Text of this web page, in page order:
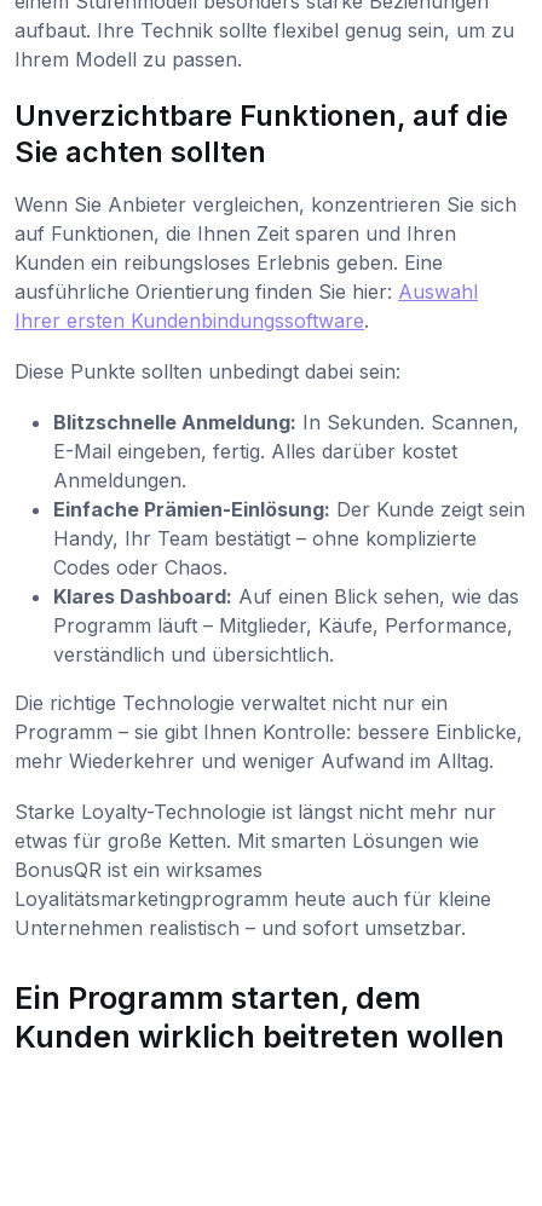
aufbaut. Ihre Technik sollte flexibel genug sein, um zu
Ihrem Modell zu passen.
Unverzichtbare Funktionen, auf die
Sie achten sollten
Wenn Sie Anbieter vergleichen, konzentrieren Sie sich
auf Funktionen, die Ihnen Zeit sparen und Ihren
Kunden ein reibungsloses Erlebnis geben. Eine
ausführliche Orientierung finden Sie hier: Auswahl
Ihrer ersten Kundenbindungssoftware.
Diese Punkte sollten unbedingt dabei sein:
Blitzschnelle Anmeldung: In Sekunden. Scannen,
E-Mail eingeben, fertig. Alles darüber kostet
Anmeldungen.
Einfache Prämien-Einlösung: Der Kunde zeigt sein
Handy, Ihr Team bestätigt – ohne komplizierte
Codes oder Chaos.
Klares Dashboard: Auf einen Blick sehen, wie das
Programm läuft – Mitglieder, Käufe, Performance,
verständlich und übersichtlich.
Die richtige Technologie verwaltet nicht nur ein
Programm – sie gibt Ihnen Kontrolle: bessere Einblicke,
mehr Wiederkehrer und weniger Aufwand im Alltag.
Starke Loyalty-Technologie ist längst nicht mehr nur
etwas für große Ketten. Mit smarten Lösungen wie
BonusQR ist ein wirksames
Loyalitätsmarketingprogramm heute auch für kleine
Unternehmen realistisch – und sofort umsetzbar.
Ein Programm starten, dem
Kunden wirklich beitreten wollen